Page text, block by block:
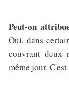
Peut-on
Oui, dans
couvrant deux
même jour.